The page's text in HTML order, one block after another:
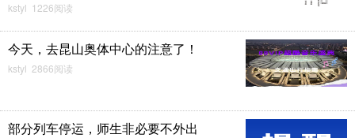
kstyl 1226阅读
今天，去昆山奥体中心的注意了！
kstyl 2866阅读
部分列车停运，师生非必要不外出